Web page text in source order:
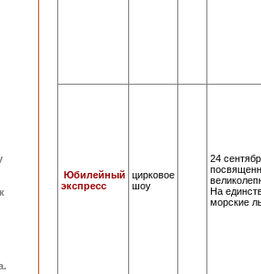
Юбилейный
экспресс
цирковое
шоу
24
На
морские